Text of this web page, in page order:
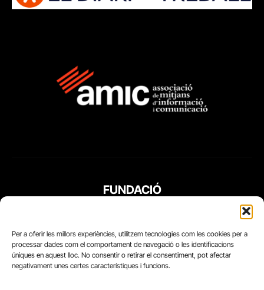
Per a oferir les millors experiències, utilitzem tecnologies com les cookies per a
processar dades com el comportament de navegació o les identificacions
úniques en aquest lloc. No consentir o retirar el consentiment, pot afectar
negativament unes certes característiques i funcions.
FUNDACIÓ